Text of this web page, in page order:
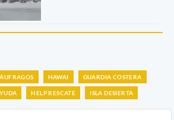
HAWAI GUARDIA COSTERA
HELP RESCATE ISLA DESIERTA